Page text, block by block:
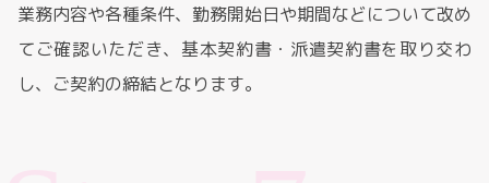
業務内容や各種条件、勤務開始日や期間などについて改め
てご確認いただき、基本契約書・派遣契約書を取り交わ
し、ご契約の締結となります。